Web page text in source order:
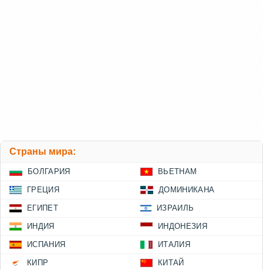
Страны мира:
БОЛГАРИЯ ВЬЕТНАМ
ГРЕЦИЯ ДОМИНИКАНА
ЕГИПЕТ ИЗРАИЛЬ
ИНДИЯ ИНДОНЕЗИЯ
ИСПАНИЯ ИТАЛИЯ
КИПР КИТАЙ